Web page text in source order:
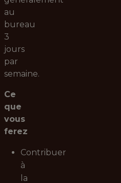
au
bureau
3
jours
par
semaine.
Ce
que
vous
ferez
Contribuer
à
la